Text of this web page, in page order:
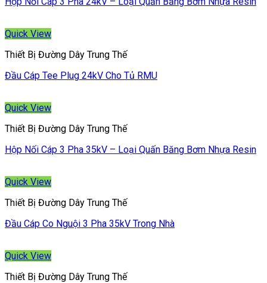
Quick View
Thiết Bị Đường Dây Trung Thế
Đầu Cáp Tee Plug 24kV Cho Tủ RMU
Quick View
Thiết Bị Đường Dây Trung Thế
Hộp Nối Cáp 3 Pha 35kV – Loại Quấn Băng Bơm Nhựa Resin
Quick View
Thiết Bị Đường Dây Trung Thế
Đầu Cáp Co Nguội 3 Pha 35kV Trong Nhà
Quick View
Thiết Bị Đường Dây Trung Thế